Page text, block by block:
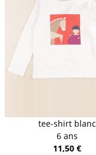
tee-shirt blanc
6 ans
11,50 €